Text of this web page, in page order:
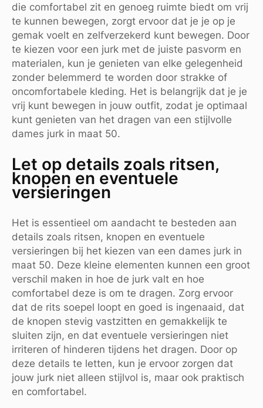
die comfortabel zit en genoeg ruimte biedt om vrij
te kunnen bewegen, zorgt ervoor dat je je op je
gemak voelt en zelfverzekerd kunt bewegen. Door
te kiezen voor een jurk met de juiste pasvorm en
materialen, kun je genieten van elke gelegenheid
zonder belemmerd te worden door strakke of
oncomfortabele kleding. Het is belangrijk dat je je
vrij kunt bewegen in jouw outfit, zodat je optimaal
kunt genieten van het dragen van een stijlvolle
dames jurk in maat 50.
Let op details zoals ritsen,
knopen en eventuele
versieringen
Het is essentieel om aandacht te besteden aan
details zoals ritsen, knopen en eventuele
versieringen bij het kiezen van een dames jurk in
maat 50. Deze kleine elementen kunnen een groot
verschil maken in hoe de jurk valt en hoe
comfortabel deze is om te dragen. Zorg ervoor
dat de rits soepel loopt en goed is ingenaaid, dat
de knopen stevig vastzitten en gemakkelijk te
sluiten zijn, en dat eventuele versieringen niet
irriteren of hinderen tijdens het dragen. Door op
deze details te letten, kun je ervoor zorgen dat
jouw jurk niet alleen stijlvol is, maar ook praktisch
en comfortabel.